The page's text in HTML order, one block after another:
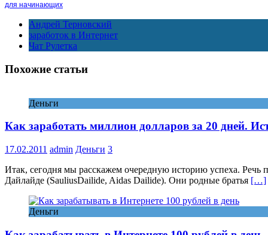
для начинающих
Андрей Терновский
заработок в Интернет
Чат Рулетка
Похожие статьи
Деньги
Как заработать миллион долларов за 20 дней.
17.02.2011 admin Деньги 3
Итак, сегодня мы расскажем очередную историю успеха. Речь
Дайлайде (SauliusDailide, Aidas Dailide). Они родные братья […]
Деньги